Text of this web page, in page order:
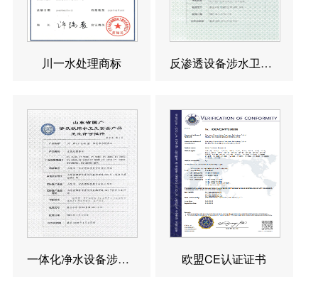
川一水处理商标 反渗透设备涉水卫生许可批件
一体化净水设备涉水卫生许可批件 欧盟CE认证证书